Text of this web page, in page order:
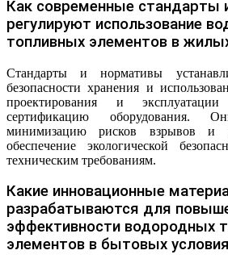
Как современные стандарты
регулируют использование
топливных элементов в
Стандарты и нормативы
безопасности хранения и
проектирования и
сертификацию оборудования.
минимизацию рисков взрывов и
обеспечение экологической
техническим требованиям.
Какие инновационные
разрабатываются для
эффективности водородных
элементов в бытовых